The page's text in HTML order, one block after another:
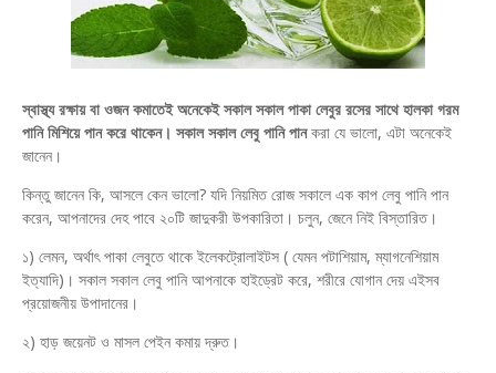
স্বাস্থ্য রক্ষায় বা ওজন কমাতেই অনেকেই সকাল সকাল পাকা লেবুর রসের সাথে হালকা গরম
পানি মিশিয়ে পান করে থাকেন। সকাল সকাল লেবু পানি পানকরা যে ভালো, এটা অনেকেই
জানেন।
কিন্তু জানেন কি, আসলে কেন ভালো? যদি নিয়মিত রোজ সকালে এক কাপ লেবু পানি পান
করেন, আপনাদের দেহ পাবে ২০টি জাদুকরী উপকারিতা। চলুন, জেনে নিই বিস্তারিত।
১) লেমন, অর্থাৎ পাকা লেবুতে থাকে ইলেকট্রোলাইটস ( যেমন পটাশিয়াম, ম্যাগনেশিয়াম
ইত্যাদি)। সকাল সকাল লেবু পানি আপনাকে হাইড্রেট করে, শরীরে যোগান দেয় এইসব
প্রয়োজনীয় উপাদানের।
২) হাড় জয়েনট ও মাসল পেইন কমায় দ্রুত।